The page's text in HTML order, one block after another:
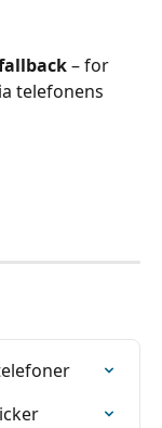
– for
telefonens